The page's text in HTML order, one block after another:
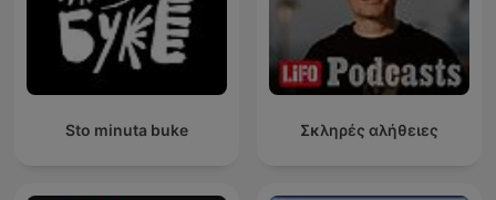
Sto minuta buke Σκληρές αλήθειες